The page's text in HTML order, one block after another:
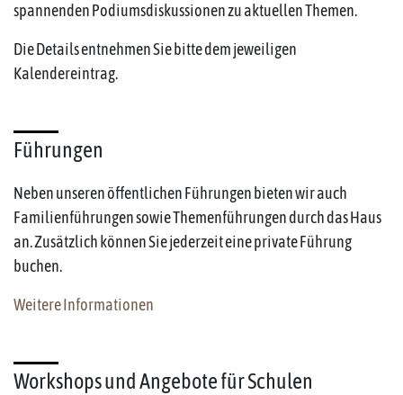
spannenden Podiumsdiskussionen zu aktuellen Themen.
Die Details entnehmen Sie bitte dem jeweiligen
Kalendereintrag.
Führungen
Neben unseren öffentlichen Führungen bieten wir auch
Familienführungen sowie Themenführungen durch das Haus
an. Zusätzlich können Sie jederzeit eine private Führung
buchen.
Weitere Informationen
Workshops und Angebote für Schulen